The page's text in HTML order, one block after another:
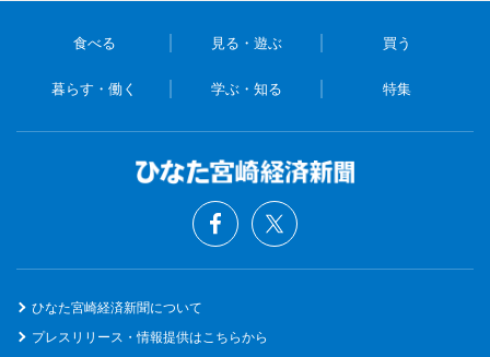
食べる 見る・遊ぶ 買う
暮らす・働く 学ぶ・知る 特集
ひなた宮崎経済新聞について
プレスリリース・情報提供はこちらから